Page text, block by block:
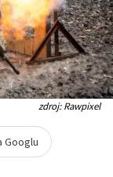
zdroj: Rawpixel
Googlu